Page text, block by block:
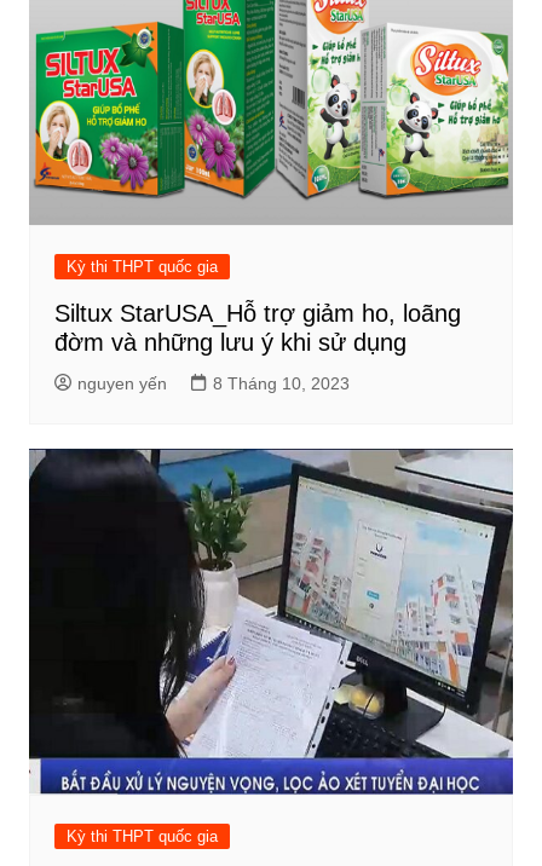
Kỳ thi THPT quốc gia
Siltux StarUSA_Hỗ trợ giảm ho, loãng
đờm và những lưu ý khi sử dụng
nguyen yến 8 Tháng 10, 2023
Kỳ thi THPT quốc gia